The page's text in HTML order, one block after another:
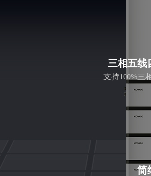
三相五线
支持100%三
简